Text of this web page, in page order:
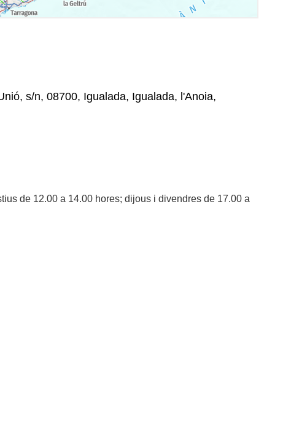
s/n, 08700, Igualada, Igualada, l'Anoia,
de 12.00 a 14.00 hores; dijous i divendres de 17.00 a